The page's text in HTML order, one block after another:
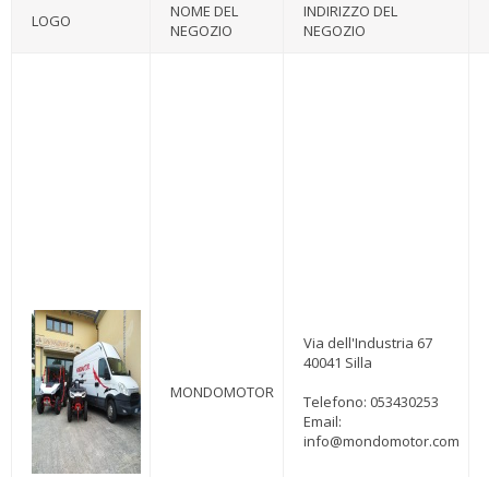
LOGO
NOME DEL
NEGOZIO
INDIRIZZO DEL
NEGOZIO
MONDOMOTOR
Via dell'Industria 67
40041 Silla
Telefono: 053430253
Email:
info@mondomotor.com